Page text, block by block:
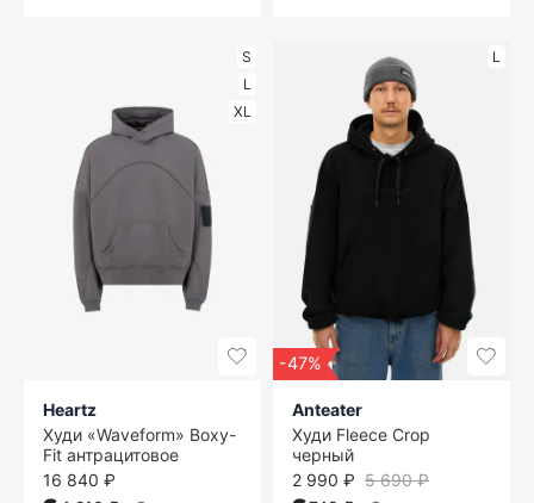
S
L
XL
Heartz
Худи «Waveform» Boxy-
Fit антрацитовое
16 840 ₽
L
-47%
Anteater
Худи Fleece Crop
черный
5 690 ₽
2 990 ₽